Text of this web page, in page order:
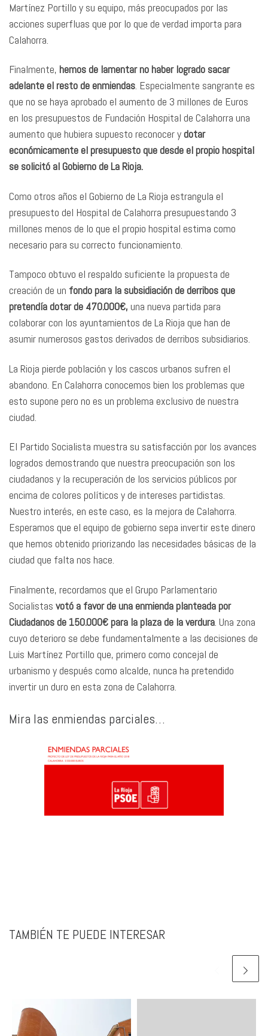
Martínez Portillo y su equipo, más preocupados por las
acciones superfluas que por lo que de verdad importa para
Calahorra.
Finalmente, hemos de lamentar no haber logrado sacar
adelante el resto de enmiendas. Especialmente sangrante es
que no se haya aprobado el aumento de 3 millones de Euros
en los presupuestos de Fundación Hospital de Calahorra una
aumento que hubiera supuesto reconocer ydotar
económicamente el presupuesto que desde el propio hospital
se solicitó al Gobierno de La Rioja.
Como otros años el Gobierno de La Rioja estrangula el
presupuesto del Hospital de Calahorra presupuestando 3
millones menos de lo que el propio hospital estima como
necesario para su correcto funcionamiento.
Tampoco obtuvo el respaldo suficiente la propuesta de
creación de un fondo para la subsidiación de derribos que
pretendía dotar de 470.000€, una nueva partida para
colaborar con los ayuntamientos de La Rioja que han de
asumir numerosos gastos derivados de derribos subsidiarios.
La Rioja pierde población y los cascos urbanos sufren el
abandono. En Calahorra conocemos bien los problemas que
esto supone pero no es un problema exclusivo de nuestra
ciudad.
El Partido Socialista muestra su satisfacción por los avances
logrados demostrando que nuestra preocupación son los
ciudadanos y la recuperación de los servicios públicos por
encima de colores políticos y de intereses partidistas.
Nuestro interés, en este caso, es la mejora de Calahorra.
Esperamos que el equipo de gobierno sepa invertir este dinero
que hemos obtenido priorizando las necesidades básicas de la
ciudad que falta nos hace.
Finalmente, recordamos que el Grupo Parlamentario
Socialistas votó a favor de una enmienda planteada por
Ciudadanos de 150.000€ para la plaza de la verdura . Una zona
cuyo deterioro se debe fundamentalmente a las decisiones de
Luis Martínez Portillo que, primero como concejal de
urbanismo y después como alcalde, nunca ha pretendido
invertir un duro en esta zona de Calahorra.
Mira las enmiendas parciales…
TAMBIÉN TE PUEDE INTERESAR